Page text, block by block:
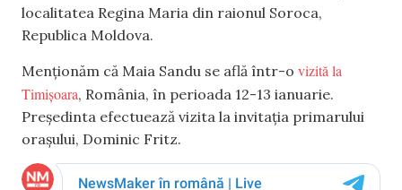
localitatea Regina Maria din raionul Soroca,
Republica Moldova.
Menționăm că Maia Sandu se află într-o vizită la
Timișoara, România, în perioada 12-13 ianuarie.
Președinta efectuează vizita la invitația primarului
orașului, Dominic Fritz.